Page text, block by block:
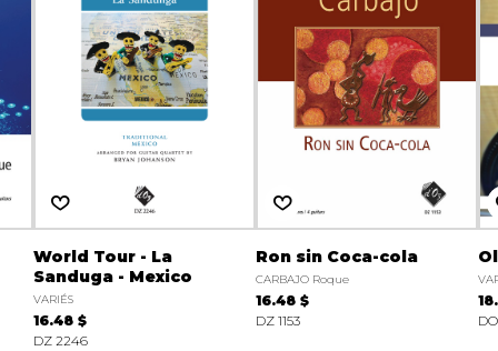
World Tour - La
Sanduga - Mexico
VARIÉS
16.48 $
DZ 2246
Ron sin Coca-cola
CARBAJO Roque
16.48 $
DZ 1153